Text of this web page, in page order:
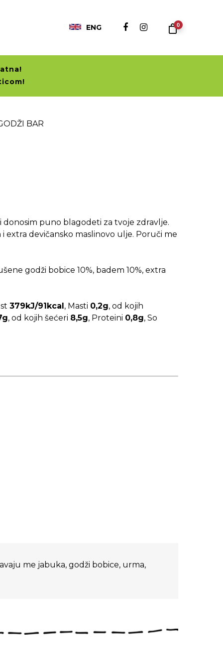
ENG 0
BAR
donosim puno blagodeti za tvoje zdravlje.
extra devičansko maslinovo ulje. Poruči me
godži bobice 10%, badem 10%, extra
379kJ/91kcal, Masti 0,2g, od kojih
, od kojih šećeri 8,5g, Proteini 0,8g, So
me jabuka, godži bobice, urma,